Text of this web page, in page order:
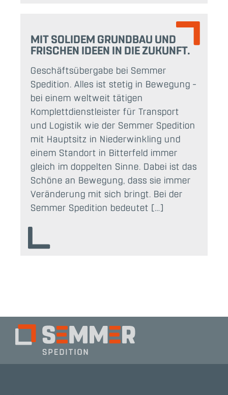
MIT SOLIDEM GRUNDBAU UND
FRISCHEN IDEEN IN DIE ZUKUNFT.
Geschäftsübergabe bei Semmer
Spedition. Alles ist stetig in Bewegung –
bei einem weltweit tätigen
Komplettdienstleister für Transport
und Logistik wie der Semmer Spedition
mit Hauptsitz in Niederwinkling und
einem Standort in Bitterfeld immer
gleich im doppelten Sinne. Dabei ist das
Schöne an Bewegung, dass sie immer
Veränderung mit sich bringt. Bei der
Semmer Spedition bedeutet […]